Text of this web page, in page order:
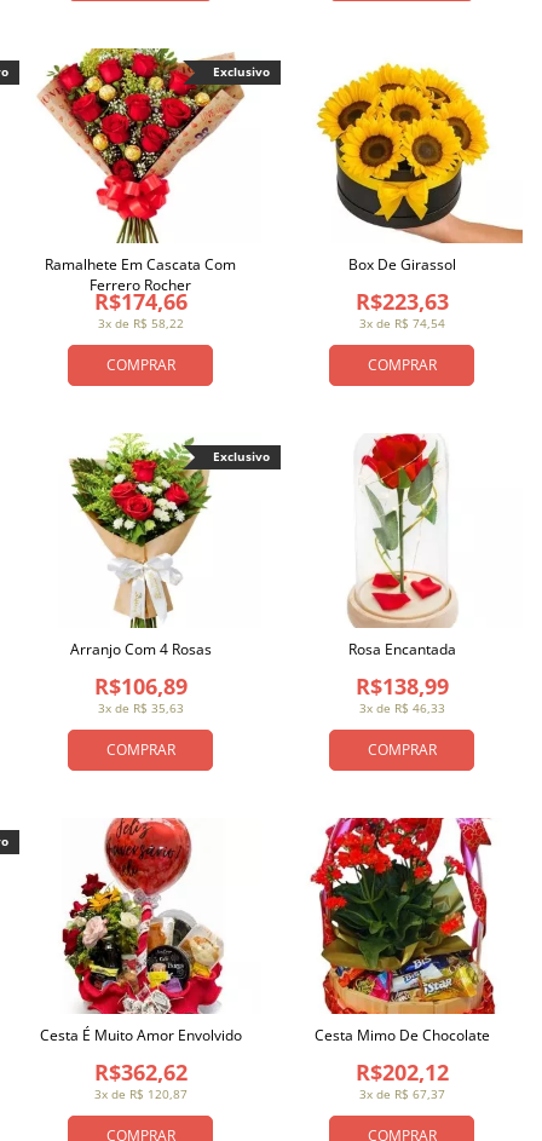
COMPRAR
3x de R$ 58,22
R$174,66
Ramalhete Em Cascata Com
Ferrero Rocher
Exclusivo
COMPRAR
3x de R$ 74,54
R$223,63
Box De Girassol
COMPRAR
3x de R$ 35,63
R$106,89
Arranjo Com 4 Rosas
Exclusivo
COMPRAR
3x de R$ 46,33
R$138,99
Rosa Encantada
COMPRAR
3x de R$ 120,87
R$362,62
Cesta É Muito Amor Envolvido
COMPRAR
3x de R$ 67,37
R$202,12
Cesta Mimo De Chocolate